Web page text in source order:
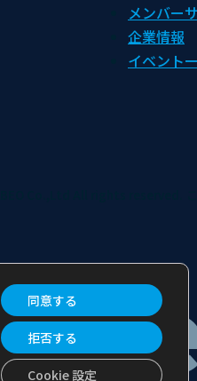
メンバー
企業情報
イベント
同意する
拒否する
Cookie 設定